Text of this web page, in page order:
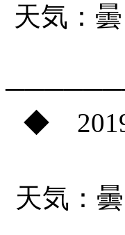
天気：
◆ 2019
天気：